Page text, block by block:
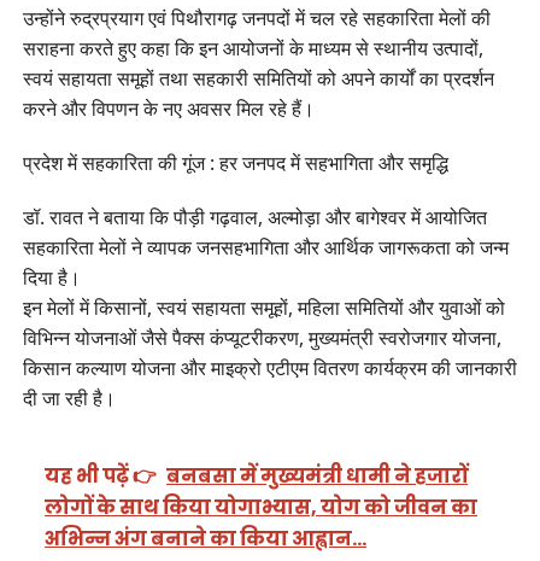
उन्होंने रुद्रप्रयाग एवं पिथौरागढ़ जनपदों में चल रहे सहकारिता मेलों की
सराहना करते हुए कहा कि इन आयोजनों के माध्यम से स्थानीय उत्पादों,
स्वयं सहायता समूहों तथा सहकारी समितियों को अपने कार्यों का प्रदर्शन
करने और विपणन के नए अवसर मिल रहे हैं।
प्रदेश में सहकारिता की गूंज : हर जनपद में सहभागिता और समृद्धि
डॉ. रावत ने बताया कि पौड़ी गढ़वाल, अल्मोड़ा और बागेश्वर में आयोजित
सहकारिता मेलों ने व्यापक जनसहभागिता और आर्थिक जागरूकता को जन्म
दिया है।
इन मेलों में किसानों, स्वयं सहायता समूहों, महिला समितियों और युवाओं को
विभिन्न योजनाओं जैसे पैक्स कंप्यूटरीकरण, मुख्यमंत्री स्वरोजगार योजना,
किसान कल्याण योजना और माइक्रो एटीएम वितरण कार्यक्रम की जानकारी
दी जा रही है।
यह भी पढ़ें 👉 बनबसा में मुख्यमंत्री धामी ने हजारों
लोगों के साथ किया योगाभ्यास, योग को जीवन का
अभिन्न अंग बनाने का किया आह्वान…